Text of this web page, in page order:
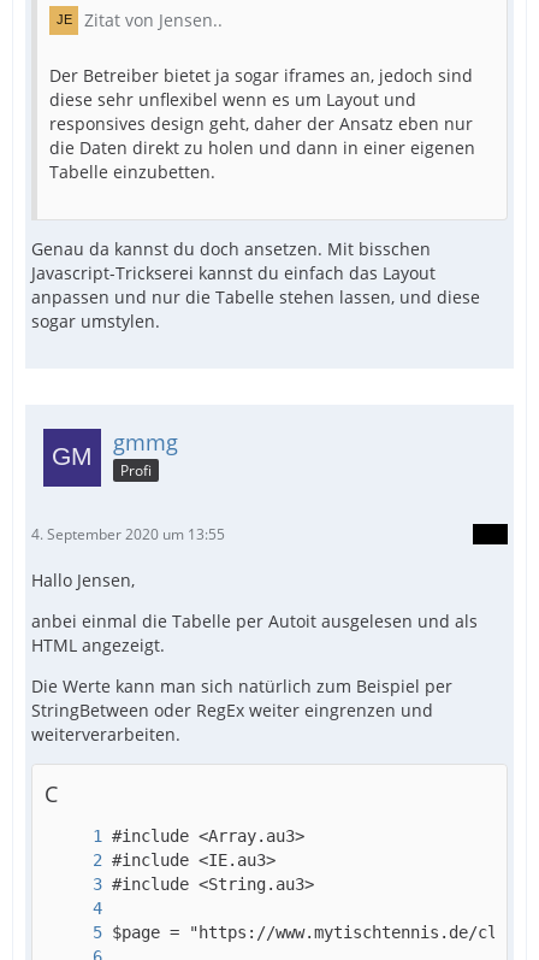
Zitat von Jensen..
Der Betreiber bietet ja sogar iframes an, jedoch sind
diese sehr unflexibel wenn es um Layout und
responsives design geht, daher der Ansatz eben nur
die Daten direkt zu holen und dann in einer eigenen
Tabelle einzubetten.
Genau da kannst du doch ansetzen. Mit bisschen
Javascript-Trickserei kannst du einfach das Layout
anpassen und nur die Tabelle stehen lassen, und diese
sogar umstylen.
gmmg
Profi
4. September 2020 um 13:55
Hallo Jensen,
anbei einmal die Tabelle per Autoit ausgelesen und als
HTML angezeigt.
Die Werte kann man sich natürlich zum Beispiel per
StringBetween oder RegEx weiter eingrenzen und
weiterverarbeiten.
C